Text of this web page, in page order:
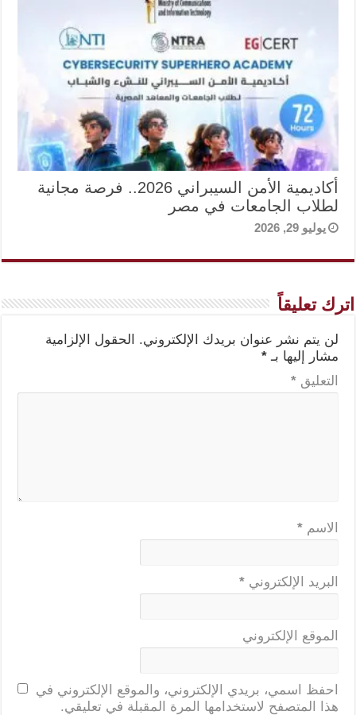
أكاديمية الأمن السيبراني 2026.. فرصة مجانية
لطلاب الجامعات في مصر
يوليو 29, 2026
اترك تعليقاً
لن يتم نشر عنوان بريدك الإلكتروني.
الحقول الإلزامية
مشار إليها بـ *
التعليق *
الاسم *
البريد الإلكتروني *
الموقع الإلكتروني
احفظ اسمي، بريدي الإلكتروني، والموقع الإلكتروني في
هذا المتصفح لاستخدامها المرة المقبلة في تعليقي.